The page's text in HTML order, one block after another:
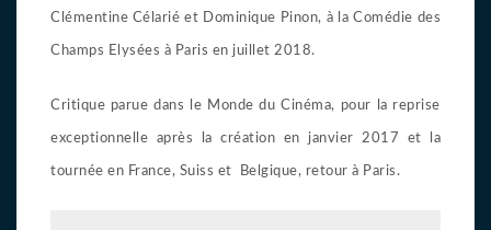
Clémentine Célarié et Dominique Pinon, à la Comédie des
Champs Elysées à Paris en juillet 2018.
Critique parue dans le Monde du Cinéma, pour la reprise
exceptionnelle après la création en janvier 2017 et la
tournée en France, Suiss et Belgique, retour à Paris.